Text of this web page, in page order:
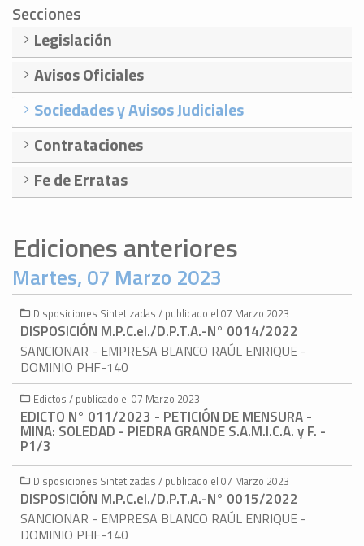
Secciones
Legislación
Avisos Oficiales
Sociedades y Avisos Judiciales
Contrataciones
Fe de Erratas
Ediciones anteriores
Martes, 07 Marzo 2023
Disposiciones Sintetizadas / publicado el 07 Marzo 2023
DISPOSICIÓN M.P.C.eI./D.P.T.A.-N° 0014/2022
SANCIONAR - EMPRESA BLANCO RAÚL ENRIQUE -
DOMINIO PHF-140
Edictos / publicado el 07 Marzo 2023
EDICTO N° 011/2023 - PETICIÓN DE MENSURA -
MINA: SOLEDAD - PIEDRA GRANDE S.A.M.I.C.A. y F. -
P1/3
Disposiciones Sintetizadas / publicado el 07 Marzo 2023
DISPOSICIÓN M.P.C.eI./D.P.T.A.-N° 0015/2022
SANCIONAR - EMPRESA BLANCO RAÚL ENRIQUE -
DOMINIO PHF-140